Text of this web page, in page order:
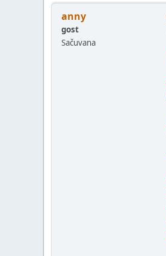
anny
gost
Sačuvana